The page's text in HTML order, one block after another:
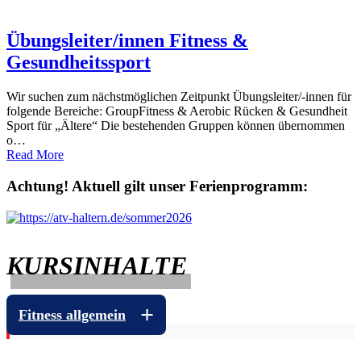
Übungsleiter/innen Fitness &
Gesundheitssport
Wir suchen zum nächstmöglichen Zeitpunkt Übungsleiter/-innen für
folgende Bereiche: GroupFitness & Aerobic Rücken & Gesundheit
Sport für „Ältere“ Die bestehenden Gruppen können übernommen
o…
Read More
Achtung! Aktuell gilt unser Ferienprogramm:
KURSINHALTE
Fitness allgemein